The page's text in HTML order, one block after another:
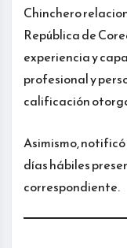
Chinchero
República de
experiencia y
profesional y
calificación
Asimismo, notificó
días hábiles
correspondiente.